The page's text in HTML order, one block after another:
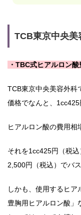
TCB東京中央美
・TBC式ヒアルロン
TCB東京中央美容外科
価格でなんと、1cc425
ヒアルロン酸の費用相
それを1cc425円（税
2,500円（税込）でバ
しかも、使用するヒ
豊胸用ヒアルロン酸」